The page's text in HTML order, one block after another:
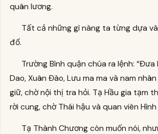
quân lương.
Tất cả những gì nàng ta từng dựa
đổ.
Trường Bình quận chúa ra lệnh: “Đưa
Dao, Xuân Đào, Lưu ma ma và nam
giữ, chờ nội thị tra hỏi. Tạ Hầu gia tạm
rời cung, chờ Thái hậu và quan viên
Tạ Thành Chương còn muốn nói,